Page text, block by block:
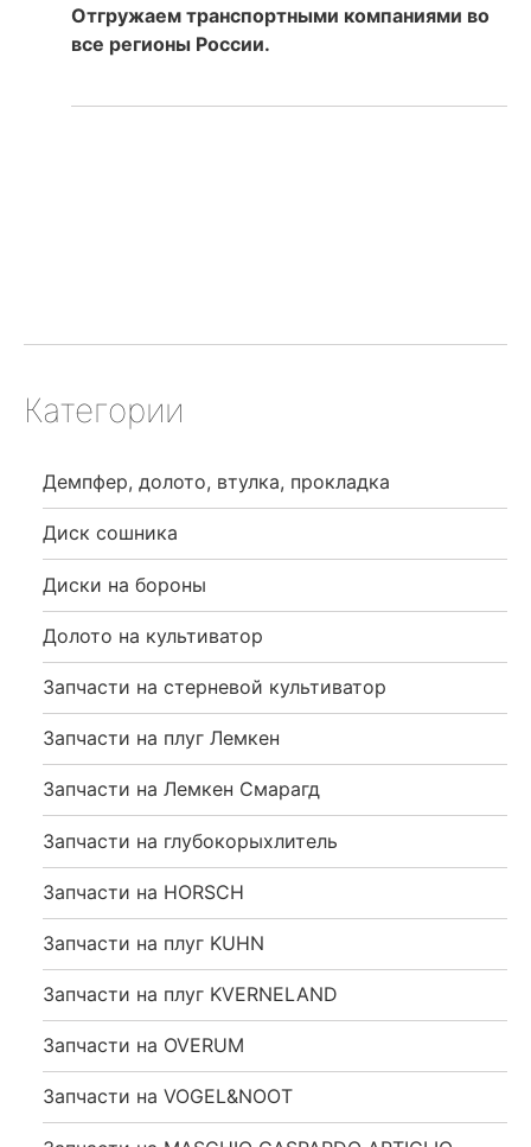
Отгружаем транспортными компаниями во
все регионы России.
Категории
Демпфер, долото, втулка, прокладка
Диск сошника
Диски на бороны
Долото на культиватор
Запчасти на стерневой культиватор
Запчасти на плуг Лемкен
Запчасти на Лемкен Смарагд
Запчасти на глубокорыхлитель
Запчасти на HORSCH
Запчасти на плуг KUHN
Запчасти на плуг KVERNELAND
Запчасти на OVERUM
Запчасти на VOGEL&NOOT